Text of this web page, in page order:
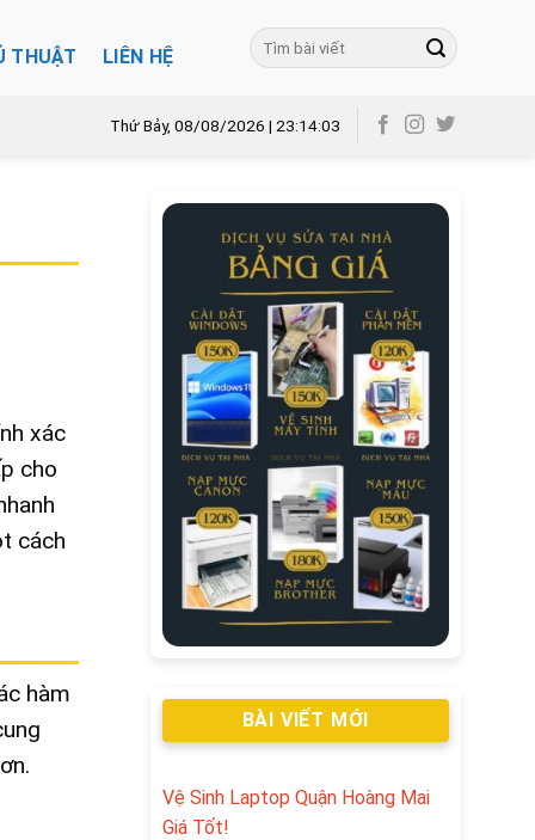
THUẬT LIÊN HỆ
Thứ Bảy, 08/08/2026 | 23:14:04
xác
cho
cách
hàm
BÀI VIẾT MỚI
Vệ Sinh Laptop Quận Hoàng Mai
Giá Tốt!